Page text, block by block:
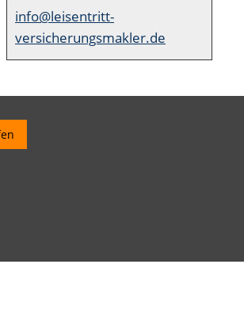
info@leisentritt-
versicherungsmakler.de